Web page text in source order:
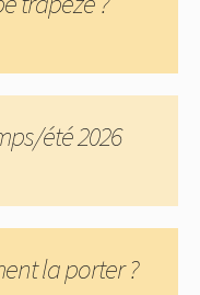
été 2026
la porter ?